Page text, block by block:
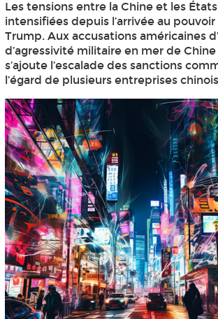
Les tensions entre la Chine et les
intensifiées depuis l’arrivée au
Trump. Aux accusations américaines
d’agressivité militaire en mer de
s’ajoute l’escalade des sanctions
l’égard de plusieurs entreprises